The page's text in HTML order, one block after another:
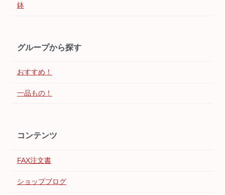
鉢
グループから探す
おすすめ！
一品もの！
コンテンツ
FAX注文書
ショップブログ